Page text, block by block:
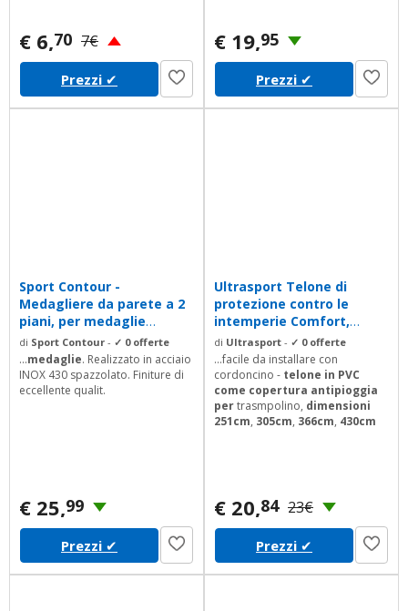
sulla confezione Oggetto nuovo
spedito nel suo blister.
€ 6,70 7€
Prezzi ✔
€ 19,95
Prezzi ✔
Sport Contour -
Medagliere da parete a 2
piani, per medaglie
ottenute nel nuoto
di Sport Contour - ✓ 0 offerte
...medaglie. Realizzato in acciaio
INOX 430 spazzolato. Finiture di
eccellente qualit.
€ 25,99
Prezzi ✔
Ultrasport Telone di
protezione contro le
intemperie Comfort,
copertura...
di Ultrasport - ✓ 0 offerte
...facile da installare con
cordoncino - telone in PVC
come copertura antipioggia
pertrasmpolino, dimensioni
251cm, 305cm, 366cm, 430cm
€ 20,84 23€
Prezzi ✔